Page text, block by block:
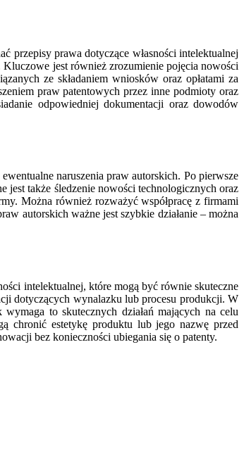
przepisy prawa dotyczące własności intelektualnej
jest również zrozumienie pojęcia nowości
ze składaniem wniosków oraz opłatami za
praw patentowych przez inne podmioty oraz
odpowiedniej dokumentacji oraz dowodów
naruszenia praw autorskich. Po pierwsze
jest także śledzenie nowości technologicznych oraz
Można również rozważyć współpracę z firmami
autorskich ważne jest szybkie działanie – można
intelektualnej, które mogą być równie skuteczne
dotyczących wynalazku lub procesu produkcji. W
to skutecznych działań mających na celu
chronić estetykę produktu lub jego nazwę przed
bez konieczności ubiegania się o patenty.